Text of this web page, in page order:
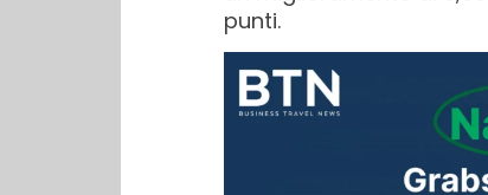
punti.